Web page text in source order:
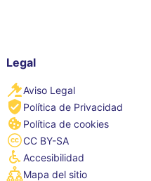
Legal
Aviso Legal
Política de Privacidad
Política de cookies
CC BY-SA
Accesibilidad
Mapa del sitio